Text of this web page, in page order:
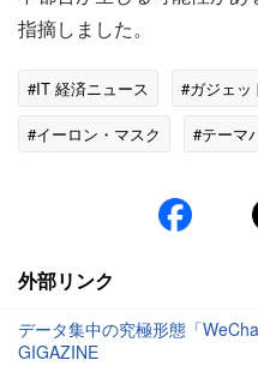
指摘しました。
#IT 経済ニュース #ガジェッ
#イーロン・マスク
#テーマ
外部リンク
データ集中の究極形態「
GIGAZINE